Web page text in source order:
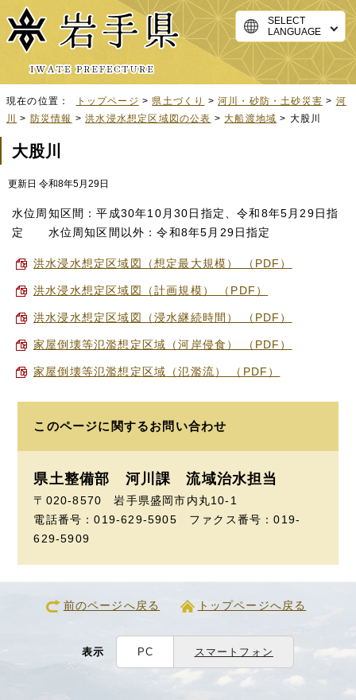
SELECT
LANGUAGE
現在の位置： トップページ > 県土づくり >河川・砂防・土砂災害 > 河
川
> 防災情報 >洪水浸水想定区域図の公表 >大船渡地域 > 大股川
大股川
更新日 令和8年5月29日
水位周知区間：平成30年10月30日指定、令和8年5月29日指
定 水位周知区間以外：令和8年5月29日指定
洪水浸水想定区域図（想定最大規模） （PDF）
洪水浸水想定区域図（計画規模） （PDF）
洪水浸水想定区域図（浸水継続時間） （PDF）
家屋倒壊等氾濫想定区域（河岸侵食） （PDF）
家屋倒壊等氾濫想定区域（氾濫流） （PDF）
このページに関するお問い合わせ
県土整備部 河川課 流域治水担当
〒020-8570 岩手県盛岡市内丸10-1
電話番号：019-629-5905 ファクス番号：019-
629-5909
前のページへ戻る トップページへ戻る
表示 PC スマートフォン